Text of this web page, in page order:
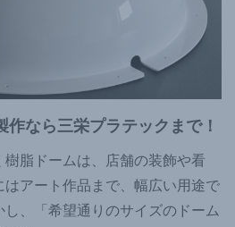
なら三栄プラテックまで！
脂ドームは、店舗の装飾や看
アート作品まで、幅広い用途で
、「希望通りのサイズのドーム